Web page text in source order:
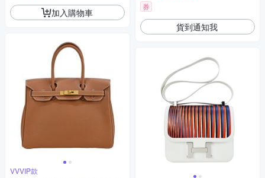
加入購物車
VVVIP款
券
貨到通知我